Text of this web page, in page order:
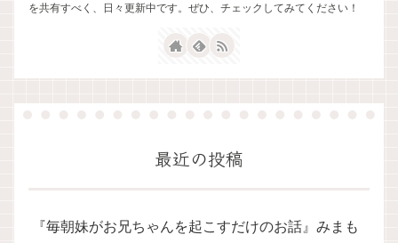
を共有すべく、日々更新中です。ぜひ、チェックしてみてください！
最近の投稿
『毎朝妹がお兄ちゃんを起こすだけのお話』みまも